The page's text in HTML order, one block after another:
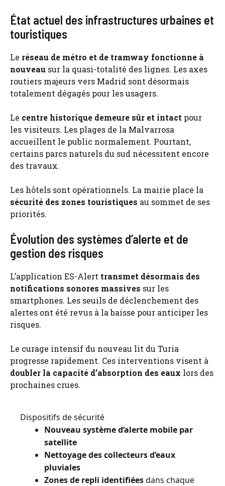
État actuel des infrastructures urbaines et
touristiques
Le réseau de métro et de tramway fonctionne à
nouveau sur la quasi-totalité des lignes. Les axes
routiers majeurs vers Madrid sont désormais
totalement dégagés pour les usagers.
Le centre historique demeure sûr et intact pour
les visiteurs. Les plages de la Malvarrosa
accueillent le public normalement. Pourtant,
certains parcs naturels du sud nécessitent encore
des travaux.
Les hôtels sont opérationnels. La mairie place la
sécurité des zones touristiques au sommet de ses
priorités.
Évolution des systèmes d’alerte et de
gestion des risques
L’application ES-Alert transmet désormais des
notifications sonores massives sur les
smartphones. Les seuils de déclenchement des
alertes ont été revus à la baisse pour anticiper les
risques.
Le curage intensif du nouveau lit du Turia
progresse rapidement. Ces interventions visent à
doubler la capacité d’absorption des eaux lors des
prochaines crues.
Dispositifs de sécurité
Nouveau système d’alerte mobile par
satellite
Nettoyage des collecteurs d’eaux
pluviales
Zones de repli identifiéesdans chaque